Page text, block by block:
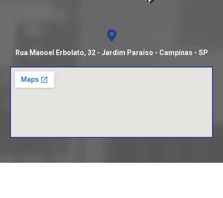
Rua Manoel Erbolato, 32 - Jardim Paraíso - Campinas - SP